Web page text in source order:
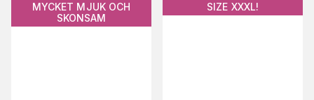
MYCKET MJUK OCH
SKONSAM
SIZE XXXL!